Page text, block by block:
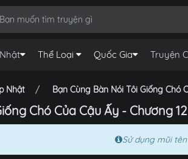
Thể Loại Quốc Gia Truyện
Nhật Bạn Cùng Bàn Nói Tôi Giống Chó
Chó Của Cậu Ấy - Chương
Sử dụng mũi